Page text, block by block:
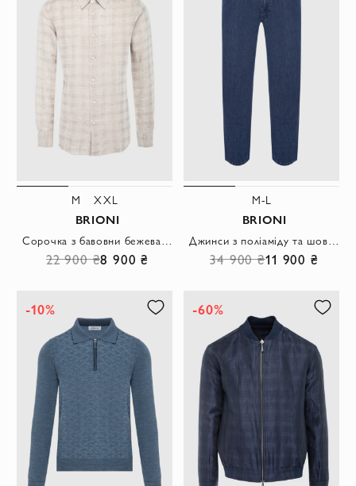
M XXL
BRIONI
22 900 ₴8 900 ₴
M-L
BRIONI
34 900 ₴11 900 ₴
-10% -60%